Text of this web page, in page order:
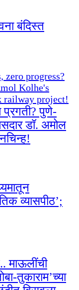
बंदिस्त
प्रगती? पुणे-
डॉ. अमोल
व्यासपीठ’;
माऊलींची
तुकाराम’च्या